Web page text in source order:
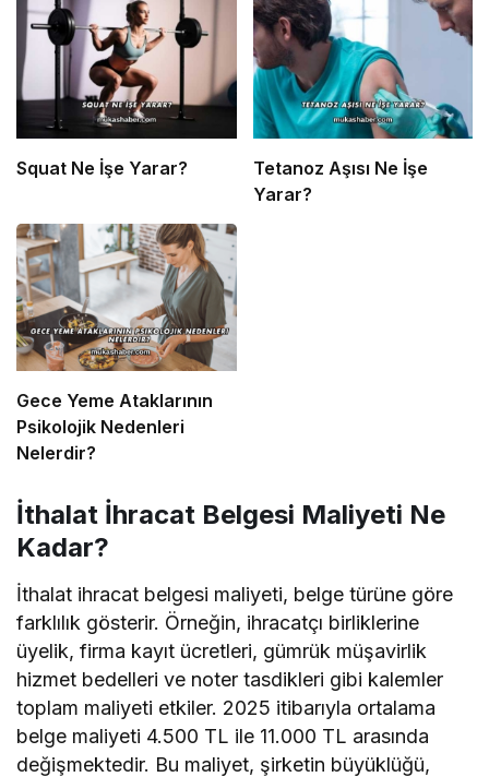
Squat Ne İşe Yarar?
Tetanoz Aşısı Ne İşe
Yarar?
Gece Yeme Ataklarının
Psikolojik Nedenleri
Nelerdir?
İthalat İhracat Belgesi Maliyeti Ne
Kadar?
İthalat ihracat belgesi maliyeti, belge türüne göre
farklılık gösterir. Örneğin, ihracatçı birliklerine
üyelik, firma kayıt ücretleri, gümrük müşavirlik
hizmet bedelleri ve noter tasdikleri gibi kalemler
toplam maliyeti etkiler. 2025 itibarıyla ortalama
belge maliyeti 4.500 TL ile 11.000 TL arasında
değişmektedir. Bu maliyet, şirketin büyüklüğü,